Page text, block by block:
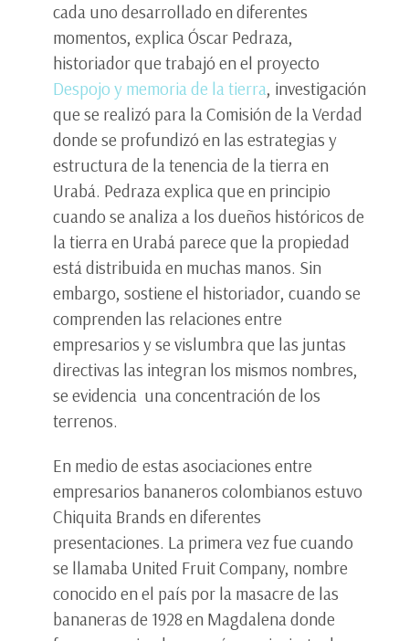
cada uno desarrollado en diferentes
momentos, explica Óscar Pedraza,
historiador que trabajó en el proyecto
Despojo y memoria de la tierra, investigación
que se realizó para la Comisión de la Verdad
donde se profundizó en las estrategias y
estructura de la tenencia de la tierra en
Urabá. Pedraza explica que en principio
cuando se analiza a los dueños históricos de
la tierra en Urabá parece que la propiedad
está distribuida en muchas manos. Sin
embargo, sostiene el historiador, cuando se
comprenden las relaciones entre
empresarios y se vislumbra que las juntas
directivas las integran los mismos nombres,
se evidencia una concentración de los
terrenos.
En medio de estas asociaciones entre
empresarios bananeros colombianos estuvo
Chiquita Brands en diferentes
presentaciones. La primera vez fue cuando
se llamaba United Fruit Company, nombre
conocido en el país por la masacre de las
bananeras de 1928 en Magdalena donde